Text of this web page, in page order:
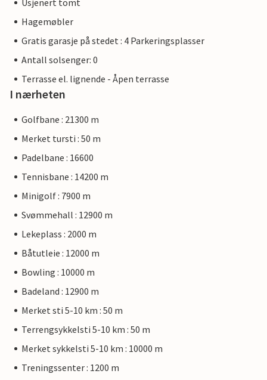
Usjenert tomt
Hagemøbler
Gratis garasje på stedet : 4 Parkeringsplasser
Antall solsenger: 0
Terrasse el. lignende - Åpen terrasse
I nærheten
Golfbane : 21300 m
Merket tursti : 50 m
Padelbane : 16600
Tennisbane : 14200 m
Minigolf : 7900 m
Svømmehall : 12900 m
Lekeplass : 2000 m
Båtutleie : 12000 m
Bowling : 10000 m
Badeland : 12900 m
Merket sti 5-10 km : 50 m
Terrengsykkelsti 5-10 km : 50 m
Merket sykkelsti 5-10 km : 10000 m
Treningssenter : 1200 m